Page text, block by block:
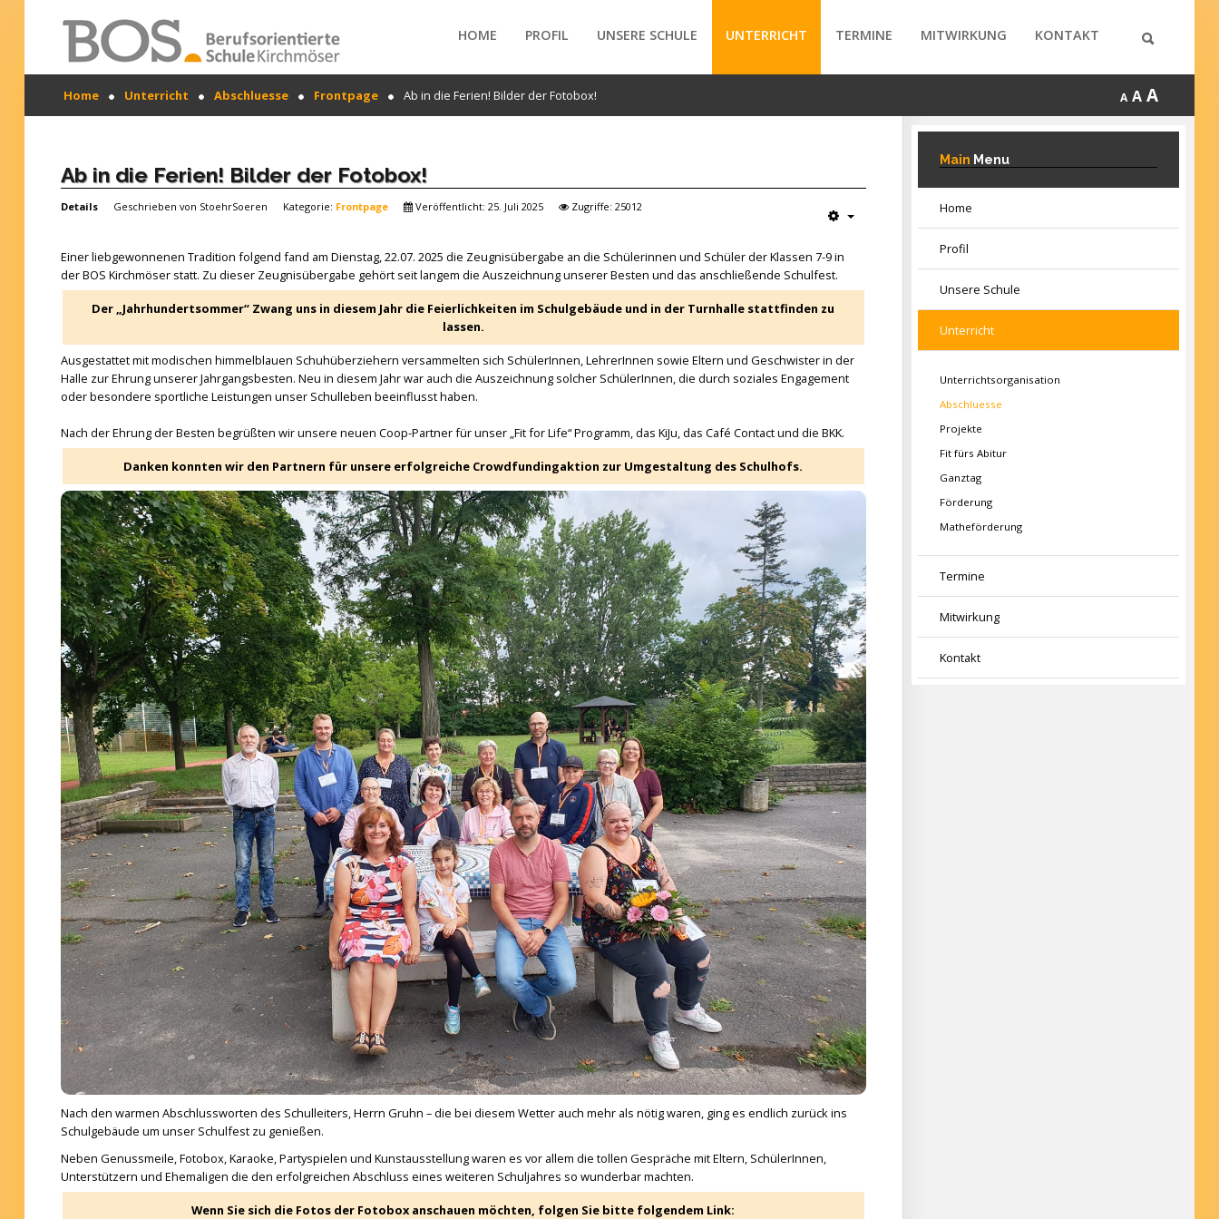
Warning: "continue" targeting switch is equivalent
to "break". Did you mean to use "continue 2"? in
/mnt/web417/e3/61/59568561/htdocs/forte2/templates/forte/vertex/responsive/responsive_mobile_menu.php
Unterricht
Mitwirkung
Kontakt
SUCHEN
HOME PROFIL UNSERE SCHULE UNTERRICHT TERMINE MITWIRKUNG KONTAKT
Home Unterricht Abschluesse Frontpage Ab in die Ferien! Bilder der Fotobox! A A A
Ab in die Ferien! Bilder der Fotobox!
Details Geschrieben von StoehrSoeren Kategorie: Frontpage Veröffentlicht: 25. Juli 2025 Zugriffe: 25012
Einer liebgewonnenen Tradition folgend fand am Dienstag, 22.07. 2025 die Zeugnisübergabe an die Schülerinnen und Schüler der Klassen 7-9 in
der BOS Kirchmöser statt. Zu dieser Zeugnisübergabe gehört seit langem die Auszeichnung unserer Besten und das anschließende Schulfest.
Der „Jahrhundertsommer“ Zwang uns in diesem Jahr die Feierlichkeiten im Schulgebäude und in der Turnhalle stattfinden zu
lassen.
Ausgestattet mit modischen himmelblauen Schuhüberziehern versammelten sich SchülerInnen, LehrerInnen sowie Eltern und Geschwister in der
Halle zur Ehrung unserer Jahrgangsbesten. Neu in diesem Jahr war auch die Auszeichnung solcher SchülerInnen, die durch soziales Engagement
oder besondere sportliche Leistungen unser Schulleben beeinflusst haben.
Nach der Ehrung der Besten begrüßten wir unsere neuen Coop-Partner für unser „Fit for Life“ Programm, das KiJu, das Café Contact und die BKK.
Danken konnten wir den Partnern für unsere erfolgreiche Crowdfundingaktion zur Umgestaltung des Schulhofs.
Nach den warmen Abschlussworten des Schulleiters, Herrn Gruhn – die bei diesem Wetter auch mehr als nötig waren, ging es endlich zurück ins
Schulgebäude um unser Schulfest zu genießen.
Neben Genussmeile, Fotobox, Karaoke, Partyspielen und Kunstausstellung waren es vor allem die tollen Gespräche mit Eltern, SchülerInnen,
Unterstützern und Ehemaligen die den erfolgreichen Abschluss eines weiteren Schuljahres so wunderbar machten.
Wenn Sie sich die Fotos der Fotobox anschauen möchten, folgen Sie bitte folgendem Link:
Main Menu
Home
Profil
Unsere Schule
Unterricht
Unterrichtsorganisation
Abschluesse
Projekte
Fit fürs Abitur
Ganztag
Förderung
Matheförderung
Termine
Mitwirkung
Kontakt